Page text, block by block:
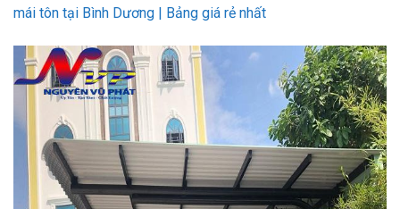
mái tôn tại Bình Dương | Bảng giá rẻ nhất